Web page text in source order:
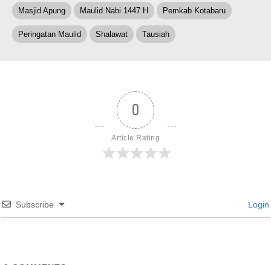
Masjid Apung Maulid Nabi 1447 H Pemkab Kotabaru
Peringatan Maulid Shalawat Tausiah
0
Article Rating
Subscribe Login